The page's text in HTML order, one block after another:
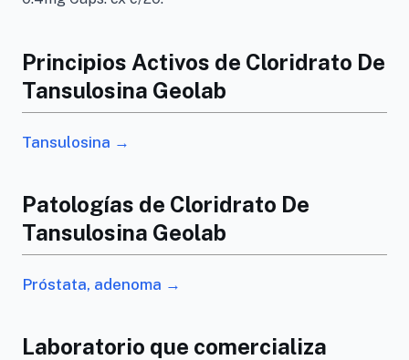
Principios Activos de Cloridrato De
Tansulosina Geolab
Tansulosina →
Patologías de Cloridrato De
Tansulosina Geolab
Próstata, adenoma →
Laboratorio que comercializa